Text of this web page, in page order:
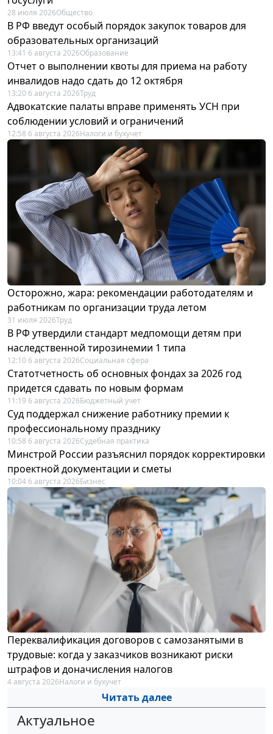
28 июля 2026Общество
В РФ введут особый порядок закупок товаров для
образовательных организаций
13:41 6 августа 2026Образование
Отчет о выполнении квоты для приема на работу
инвалидов надо сдать до 12 октября
13:20 6 августа 2026Труд
Адвокатские палаты вправе применять УСН при
соблюдении условий и ограничений
12:58 6 августа 2026Налоги и бухучет
Осторожно, жара: рекомендации работодателям и
работникам по организации труда летом
31 июля 2026Труд
В РФ утвердили стандарт медпомощи детям при
наследственной тирозинемии 1 типа
12:10 6 августа 2026Социальная сфера
Статотчетность об основных фондах за 2026 год
придется сдавать по новым формам
11:19 6 августа 2026Бюджетный учет
Суд поддержал снижение работнику премии к
профессиональному празднику
10:58 6 августа 2026Судебная практика
Минстрой России разъяснил порядок корректировки
проектной документации и сметы
10:04 6 августа 2026Бизнес
Переквалификация договоров с самозанятыми в
трудовые: когда у заказчиков возникают риски
штрафов и доначисления налогов
4 августа 2026Налоги и бухучет
Читать далее
Актуальное